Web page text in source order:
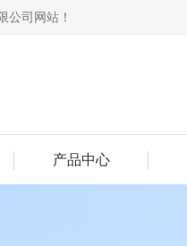
公司网站！
产品中心